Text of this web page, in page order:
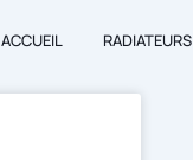
ACCUEIL RADIATEURS